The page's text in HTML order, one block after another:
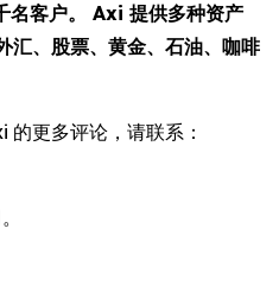
客户。 Axi 提供多种资产
汇、股票、黄金、石油、咖啡
更多评论，请联系：